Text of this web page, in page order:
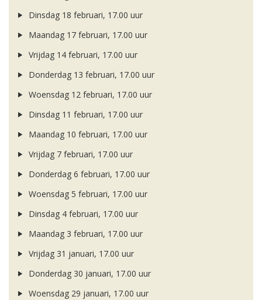
Dinsdag 18 februari, 17.00 uur
Maandag 17 februari, 17.00 uur
Vrijdag 14 februari, 17.00 uur
Donderdag 13 februari, 17.00 uur
Woensdag 12 februari, 17.00 uur
Dinsdag 11 februari, 17.00 uur
Maandag 10 februari, 17.00 uur
Vrijdag 7 februari, 17.00 uur
Donderdag 6 februari, 17.00 uur
Woensdag 5 februari, 17.00 uur
Dinsdag 4 februari, 17.00 uur
Maandag 3 februari, 17.00 uur
Vrijdag 31 januari, 17.00 uur
Donderdag 30 januari, 17.00 uur
Woensdag 29 januari, 17.00 uur